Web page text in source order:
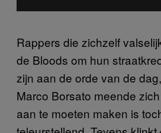
Rappers die zichzelf
de Bloods om hun
zijn aan de orde van de
Marco Borsato meende
aan te moeten maken is